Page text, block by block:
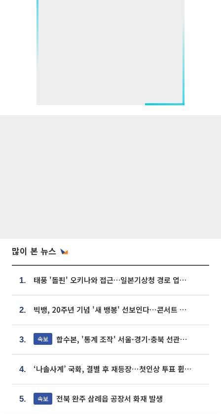
많이 본 뉴스
1. 태풍 '돌핀' 오키나와 접근…일본기상청 경로 업데이트
2. 빅뱅, 20주년 기념 '새 뱅봉' 선보인다⋯콘서트 앞두고 팝업 개최
3. 속보 합수본, '통계 조작' 서울·경기·충북 선관위 등 추가 압수수색
4. ‘나솔사계’ 국화, 결별 후 재등장⋯첫인상 투표 휩쓸고 ‘인기녀’ 등극
5. 속보 전북 완주 삼례읍 공장서 화재 발생